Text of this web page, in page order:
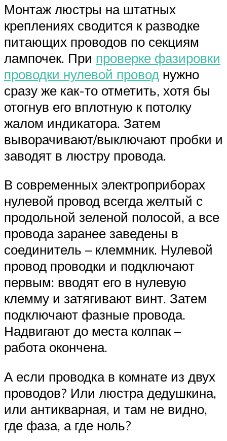
Монтаж люстры на штатных
креплениях сводится к разводке
питающих проводов по секциям
лампочек. При проверке фазировки
проводки нулевой провод нужно
сразу же как-то отметить, хотя бы
отогнув его вплотную к потолку
жалом индикатора. Затем
выворачивают/выключают пробки и
заводят в люстру провода.
В современных электроприборах
нулевой провод всегда желтый с
продольной зеленой полосой, а все
провода заранее заведены в
соединитель – клеммник. Нулевой
провод проводки и подключают
первым: вводят его в нулевую
клемму и затягивают винт. Затем
подключают фазные провода.
Надвигают до места колпак –
работа окончена.
А если проводка в комнате из двух
проводов? Или люстра дедушкина,
или антикварная, и там не видно,
где фаза, а где ноль?